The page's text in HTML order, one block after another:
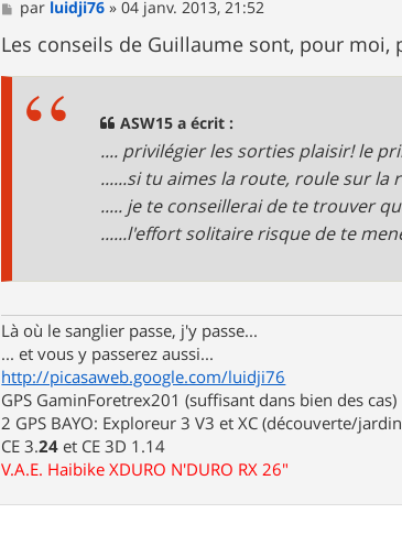
M
e
s
s
a
par luidji76 »04 janv. 2013, 21:52
Les conseils de Guillaume sont, pour
ASW15 a écrit :
.... privilégier les sorties plaisir! le
......si tu aimes la route, roule sur la
..... je te conseillerai de te trouver
......l'effort solitaire risque de te
Là où le sanglier passe, j'y passe...
... et vous y passerez aussi...
http://picasaweb.google.com/luidji76
GPS GaminForetrex201 (suffisant dans bien des cas)
2 GPS BAYO: Exploreur 3 V3 et XC (découverte/
CE 3.24 et CE 3D 1.14
V.A.E. Haibike XDURO N'DURO RX 26"